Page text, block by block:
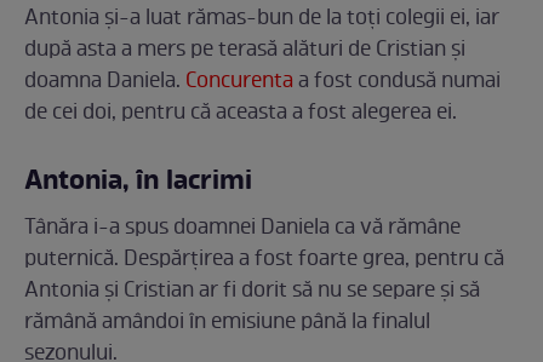
Antonia și-a luat rămas-bun de la toți colegii ei, iar
după asta a mers pe terasă alături de Cristian și
doamna Daniela. Concurentaa fost condusă numai
de cei doi, pentru că aceasta a fost alegerea ei.
Antonia, în lacrimi
Tânăra i-a spus doamnei Daniela ca vă rămâne
puternică. Despărțirea a fost foarte grea, pentru că
Antonia și Cristian ar fi dorit să nu se separe și să
rămână amândoi în emisiune până la finalul
sezonului.